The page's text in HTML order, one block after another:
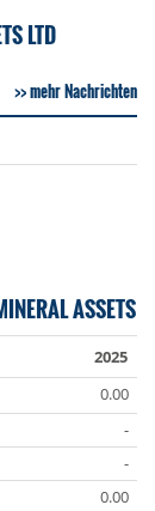
LTD
mehr Nachrichten
ASSETS
2025
0.00
-
-
0.00